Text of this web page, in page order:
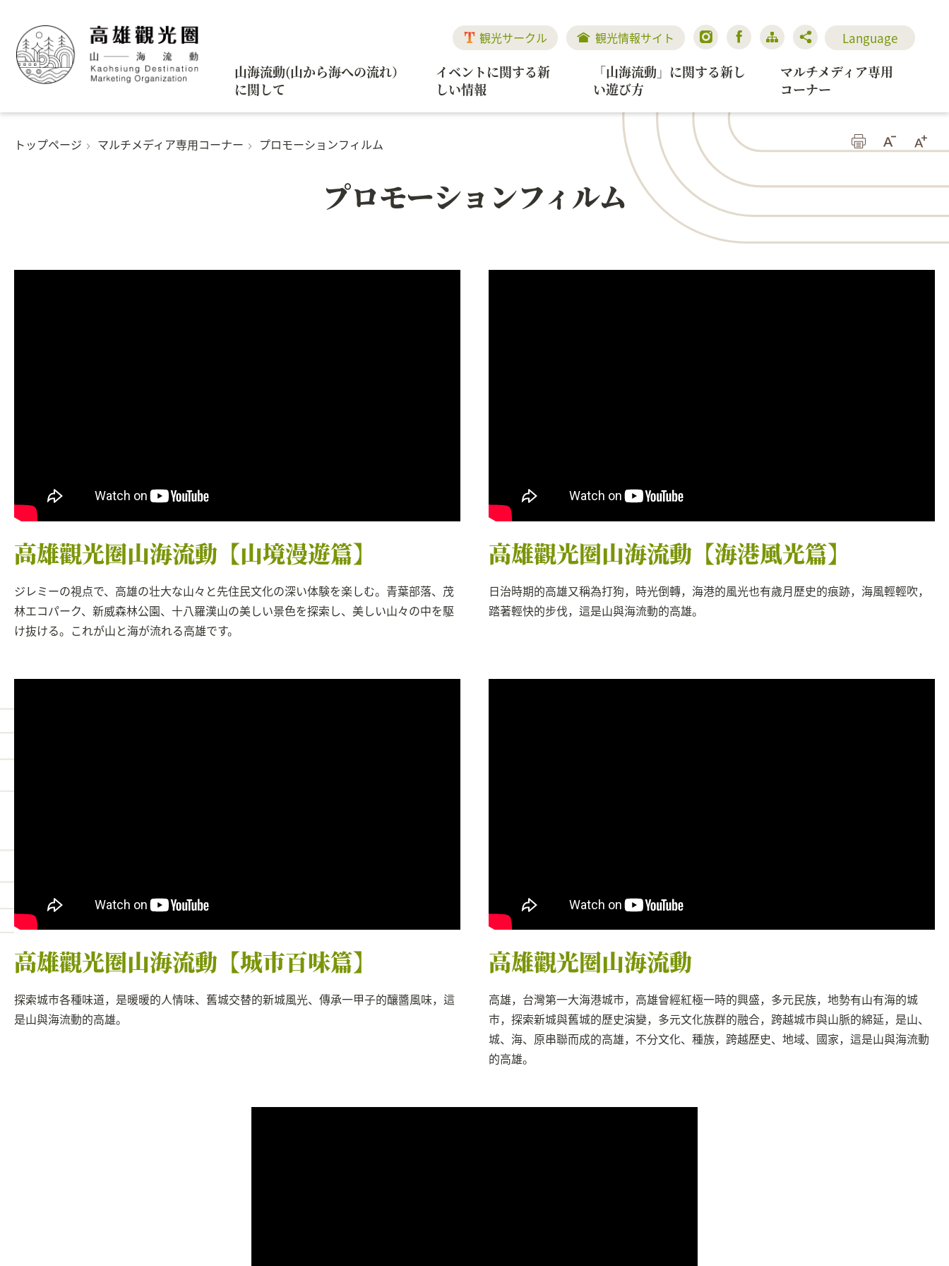
観光サークル 観光情報サイト Language
山海流動(山から海への流れ）
に関して
イベントに関する新
しい情報
「山海流動」に関する新し
い遊び方
マルチメディア専用
コーナー
トップページ マルチメディア専用コーナー プロモーションフィルム
プロモーションフィルム
高雄觀光圈山海流動【山境漫遊篇】
ジレミーの視点で、高雄の壮大な山々と先住民文化の深い体験を楽しむ。青葉部落、茂
林エコパーク、新威森林公園、十八羅漢山の美しい景色を探索し、美しい山々の中を駆
け抜ける。これが山と海が流れる高雄です。
高雄觀光圈山海流動【海港風光篇】
日治時期的高雄又稱為打狗，時光倒轉，海港的風光也有歲月歷史的痕跡，海風輕輕吹，
踏著輕快的步伐，這是山與海流動的高雄。
高雄觀光圈山海流動【城市百味篇】
探索城市各種味道，是暖暖的人情味、舊城交替的新城風光、傳承一甲子的釀醬風味，這
是山與海流動的高雄。
高雄觀光圈山海流動
高雄，台灣第一大海港城市，高雄曾經紅極一時的興盛，多元民族，地勢有山有海的城
市，探索新城與舊城的歷史演變，多元文化族群的融合，跨越城市與山脈的綿延，是山、
城、海、原串聯而成的高雄，不分文化、種族，跨越歷史、地域、國家，這是山與海流動
的高雄。